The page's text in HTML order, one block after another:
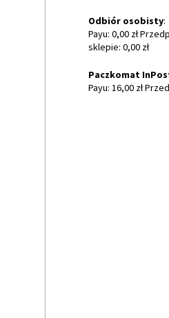
Odbiór osobisty:
Payu: 0,00 zł
sklepie: 0,00 zł
Paczkomat
Payu: 16,00 zł